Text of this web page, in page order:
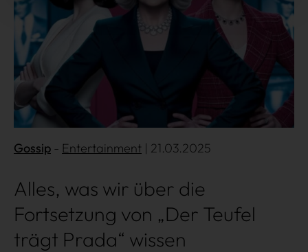
Gossip Entertainment | 21.03.2025
Alles, was wir über die
Fortsetzung von „Der Teufel
trägt Prada“ wissen